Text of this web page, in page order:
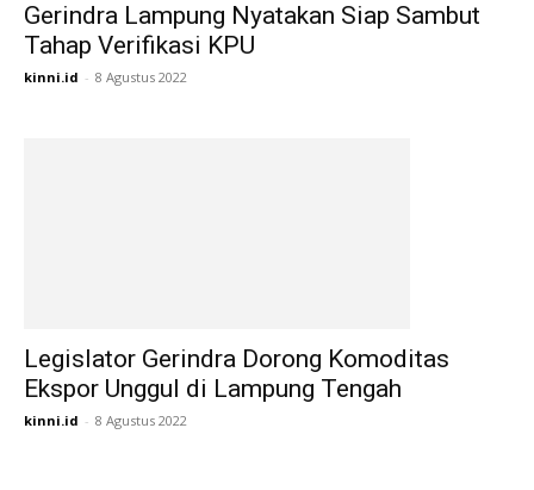
Gerindra Lampung Nyatakan Siap Sambut
Tahap Verifikasi KPU
kinni.id - 8 Agustus 2022
Legislator Gerindra Dorong Komoditas
Ekspor Unggul di Lampung Tengah
kinni.id - 8 Agustus 2022